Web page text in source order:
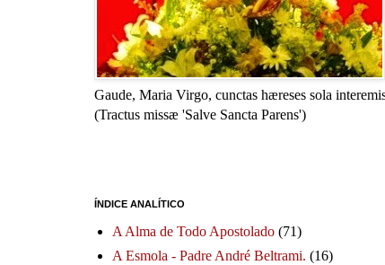
Gaude, Maria Virgo, cunctas hæreses sola
(Tractus missæ 'Salve Sancta Parens')
ÍNDICE ANALÍTICO
A Alma de Todo Apostolado (71)
A Esmola - Padre André Beltrami. (16)